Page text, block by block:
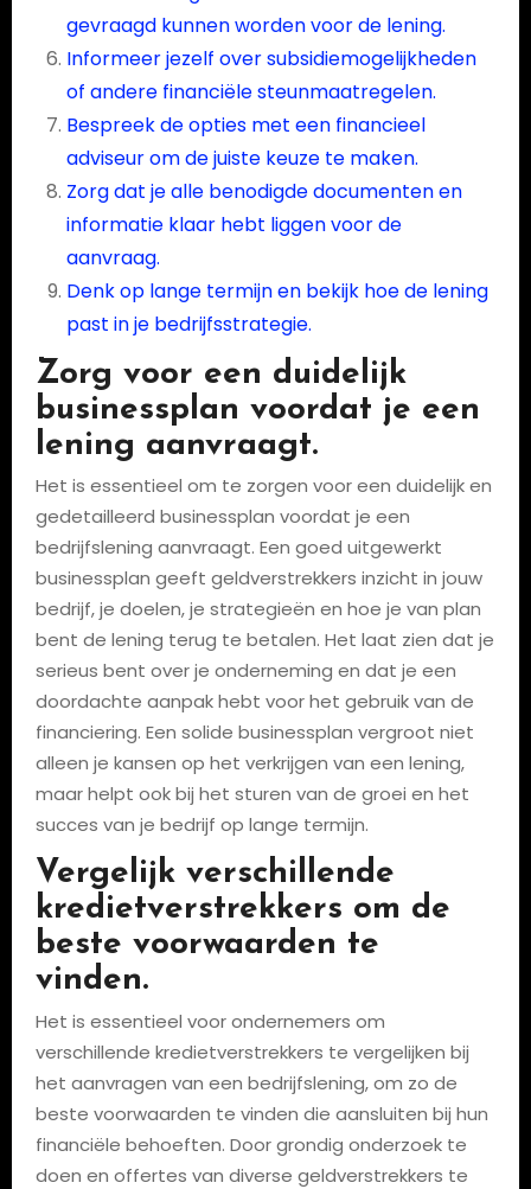
gevraagd kunnen worden voor de lening.
Informeer jezelf over subsidiemogelijkheden
of andere financiële steunmaatregelen.
Bespreek de opties met een financieel
adviseur om de juiste keuze te maken.
Zorg dat je alle benodigde documenten en
informatie klaar hebt liggen voor de
aanvraag.
Denk op lange termijn en bekijk hoe de lening
past in je bedrijfsstrategie.
Zorg voor een duidelijk
businessplan voordat je een
lening aanvraagt.
Het is essentieel om te zorgen voor een duidelijk en
gedetailleerd businessplan voordat je een
bedrijfslening aanvraagt. Een goed uitgewerkt
businessplan geeft geldverstrekkers inzicht in jouw
bedrijf, je doelen, je strategieën en hoe je van plan
bent de lening terug te betalen. Het laat zien dat je
serieus bent over je onderneming en dat je een
doordachte aanpak hebt voor het gebruik van de
financiering. Een solide businessplan vergroot niet
alleen je kansen op het verkrijgen van een lening,
maar helpt ook bij het sturen van de groei en het
succes van je bedrijf op lange termijn.
Vergelijk verschillende
kredietverstrekkers om de
beste voorwaarden te
vinden.
Het is essentieel voor ondernemers om
verschillende kredietverstrekkers te vergelijken bij
het aanvragen van een bedrijfslening, om zo de
beste voorwaarden te vinden die aansluiten bij hun
financiële behoeften. Door grondig onderzoek te
doen en offertes van diverse geldverstrekkers te